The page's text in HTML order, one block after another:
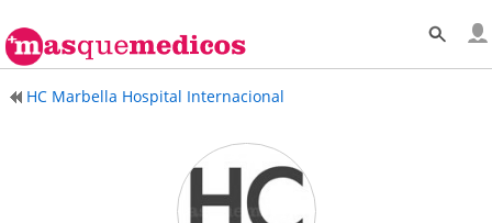
HC Marbella Hospital Internacional